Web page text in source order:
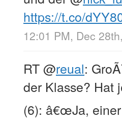
https://t.co/
12:01 PM, Dec
RT@reual:
der Klasse? Hat
(6): â€œJa,